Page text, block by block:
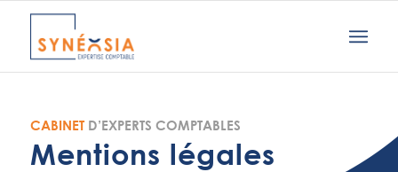
CABINETD’EXPERTS COMPTABLES
Mentions légales